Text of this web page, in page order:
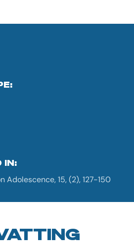
IN:
Adolescence, 15, (2), 127-150